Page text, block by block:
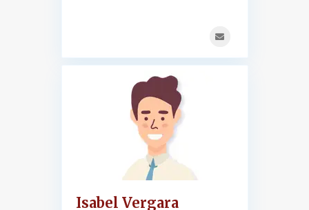
Isabel Vergara